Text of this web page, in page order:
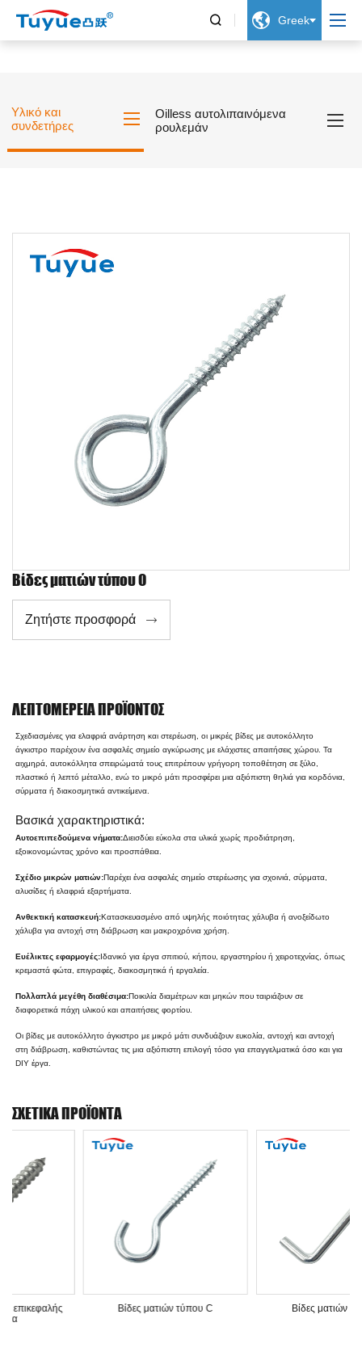
  Greek
Υλικό και
συνδετήρες
Oilless αυτολιπαινόμενα
ρουλεμάν
Βίδες ματιών τύπου O
Ζητήστε προσφορά 
ΛΕΠΤΟΜΈΡΕΙΑ ΠΡΟΪΌΝΤΟΣ
Σχεδιασμένες για ελαφριά ανάρτηση και στερέωση, οι μικρές βίδες με αυτοκόλλητο
άγκιστρο παρέχουν ένα ασφαλές σημείο αγκύρωσης με ελάχιστες απαιτήσεις χώρου. Τα
αιχμηρά, αυτοκόλλητα σπειρώματά τους επιτρέπουν γρήγορη τοποθέτηση σε ξύλο,
πλαστικό ή λεπτό μέταλλο, ενώ το μικρό μάτι προσφέρει μια αξιόπιστη θηλιά για κορδόνια,
σύρματα ή διακοσμητικά αντικείμενα.
Βασικά χαρακτηριστικά:
Αυτοεπιπεδούμενα νήματα:Διεισδύει εύκολα στα υλικά χωρίς προδιάτρηση,
εξοικονομώντας χρόνο και προσπάθεια.
Σχέδιο μικρών ματιών:Παρέχει ένα ασφαλές σημείο στερέωσης για σχοινιά, σύρματα,
αλυσίδες ή ελαφριά εξαρτήματα.
Ανθεκτική κατασκευή:Κατασκευασμένο από υψηλής ποιότητας χάλυβα ή ανοξείδωτο
χάλυβα για αντοχή στη διάβρωση και μακροχρόνια χρήση.
Ευέλικτες εφαρμογές:Ιδανικό για έργα σπιτιού, κήπου, εργαστηρίου ή χειροτεχνίας, όπως
κρεμαστά φώτα, επιγραφές, διακοσμητικά ή εργαλεία.
Πολλαπλά μεγέθη διαθέσιμα:Ποικιλία διαμέτρων και μηκών που ταιριάζουν σε
διαφορετικά πάχη υλικού και απαιτήσεις φορτίου.
Οι βίδες με αυτοκόλλητο άγκιστρο με μικρό μάτι συνδυάζουν ευκολία, αντοχή και αντοχή
στη διάβρωση, καθιστώντας τις μια αξιόπιστη επιλογή τόσο για επαγγελματικά όσο και για
DIY έργα.
ΣΧΕΤΙΚΆ ΠΡΟΪΌΝΤΑ
ματιών τύπου C Βίδες ματιών τύπου L